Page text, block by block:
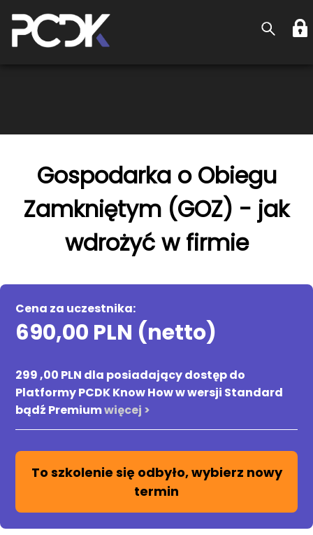
Gospodarka o Obiegu
Zamkniętym (GOZ) - jak
wdrożyć w firmie
Cena za uczestnika:
690,00 PLN (netto)
299 ,00 PLN dla posiadający dostęp do
Platformy PCDK Know How w wersji Standard
bądź Premiumwięcej >
To szkolenie się odbyło, wybierz nowy
termin